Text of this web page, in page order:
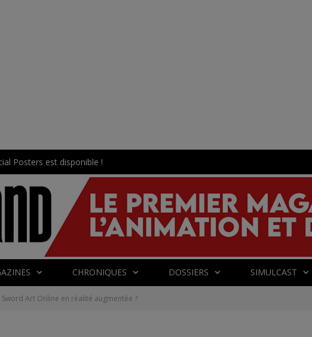
Posters est disponible !
CHRONIQUES DOSSIERS SIMULCAST
Sword Art Online en réalité augmentée ?